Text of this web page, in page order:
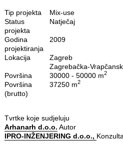
Tip projekta
Mix‐use
Status
projekta
Natječaj
Godina
projektiranja
2009
Lokacija
Zagreb
Zagrebačka-
Površina
30000 - 50000 m2
Površina
(brutto)
37250 m2
Tvrtke koje sudjeluju
Arhanarh d.o.o. Autor
IPRO-INŽENJERING d.o.o.,